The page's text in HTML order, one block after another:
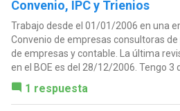
Convenio, IPC y Trienios
Trabajo desde el 01/01/2006 en una
Convenio de empresas consultoras
de empresas y contable. La última
en el BOE es del 28/12/2006. Tengo 3
1 respuesta